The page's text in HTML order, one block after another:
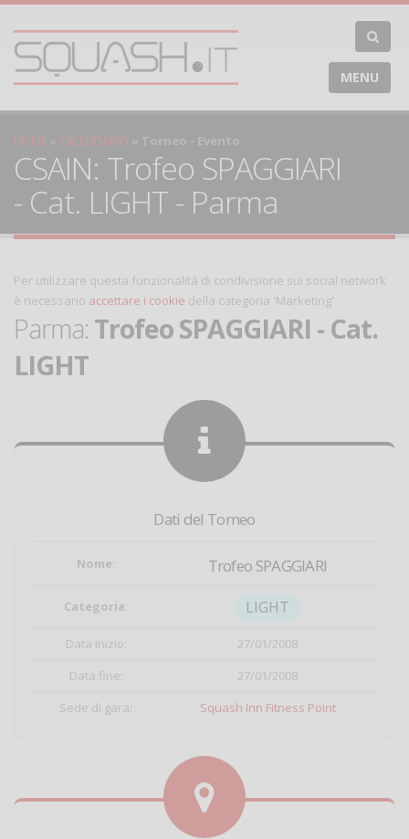
MENU
HOME CALENDARIO Torneo - Evento
CSAIN: Trofeo SPAGGIARI
- Cat. LIGHT - Parma
Per utilizzare questa funzionalità di condivisione sui social network
è necessario accettare i cookie della categoria 'Marketing'
Parma: Trofeo SPAGGIARI - Cat.
LIGHT
Dati del Torneo
Nome: Trofeo SPAGGIARI
Categoria: LIGHT
Data inizio:
27/01/2008
Data fine:
27/01/2008
Sede di gara:
Squash Inn Fitness Point